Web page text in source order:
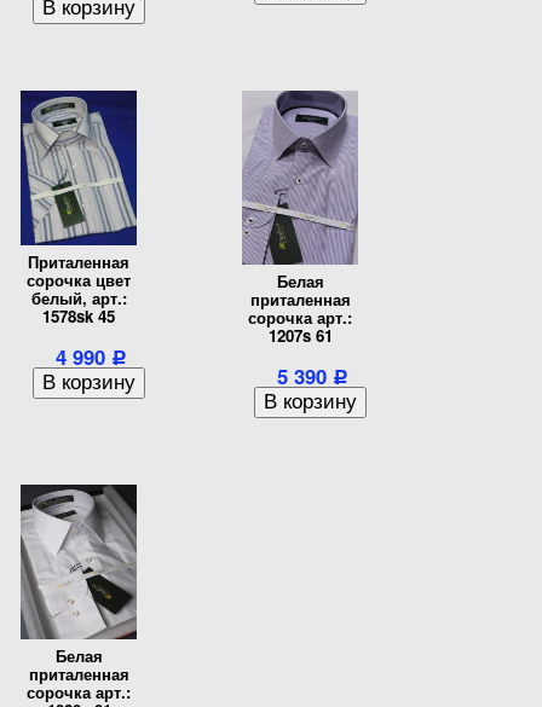
Приталенная
сорочка цвет
белый, арт.:
1578sk 45
4 990 Р
Белая
приталенная
сорочка арт.:
1207s 61
5 390 Р
Белая
приталенная
сорочка арт.: